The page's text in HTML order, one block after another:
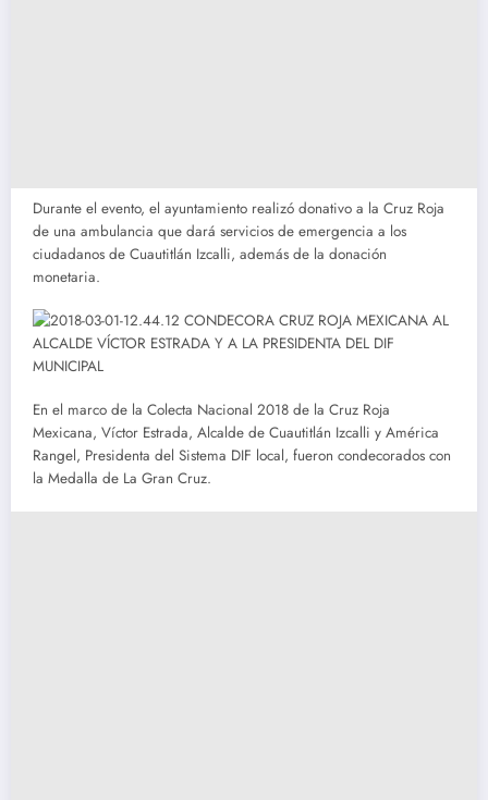
Durante el evento, el ayuntamiento realizó donativo a la Cruz Roja
de una ambulancia que dará servicios de emergencia a los
ciudadanos de Cuautitlán Izcalli, además de la donación
monetaria.
En el marco de la Colecta Nacional 2018 de la Cruz Roja
Mexicana, Víctor Estrada, Alcalde de Cuautitlán Izcalli y América
Rangel, Presidenta del Sistema DIF local, fueron condecorados con
la Medalla de La Gran Cruz.